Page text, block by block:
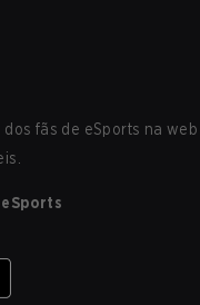
dos fãs de eSports na web